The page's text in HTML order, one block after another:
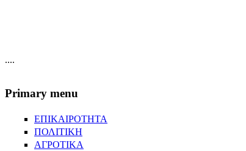
....
Primary menu
ΕΠΙΚΑΙΡΟΤΗΤΑ
ΠΟΛΙΤΙΚΗ
ΑΓΡΟΤΙΚΑ